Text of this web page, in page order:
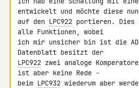
entwickelt und möchte diese nun
auf den LPC922 portieren. Dies
alle Funktionen, wobei
ich mir unsicher bin ist die AD-
LPC922 zwei analoge
ist aber keine Rede -
beim LPC932 wiederum aber